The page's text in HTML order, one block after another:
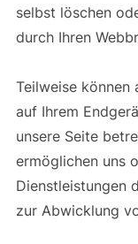
selbst löschen
durch Ihren
Teilweise können
auf Ihrem
unsere Seite
ermöglichen uns
Dienstleistungen
zur Abwicklung